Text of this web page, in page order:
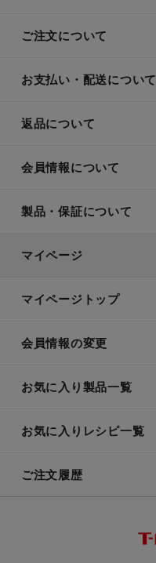
ご注文について
お支払い・配送について
返品について
会員情報について
製品・保証について
マイページ
マイページトップ
会員情報の変更
お気に入り製品一覧
お気に入りレシピ一覧
ご注文履歴